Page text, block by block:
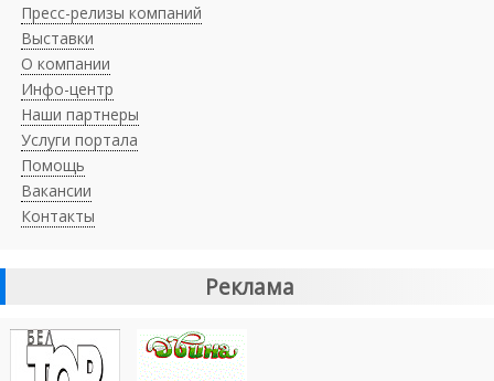
Пресс-релизы компаний
Выставки
О компании
Инфо-центр
Наши партнеры
Услуги портала
Помощь
Вакансии
Контакты
Реклама